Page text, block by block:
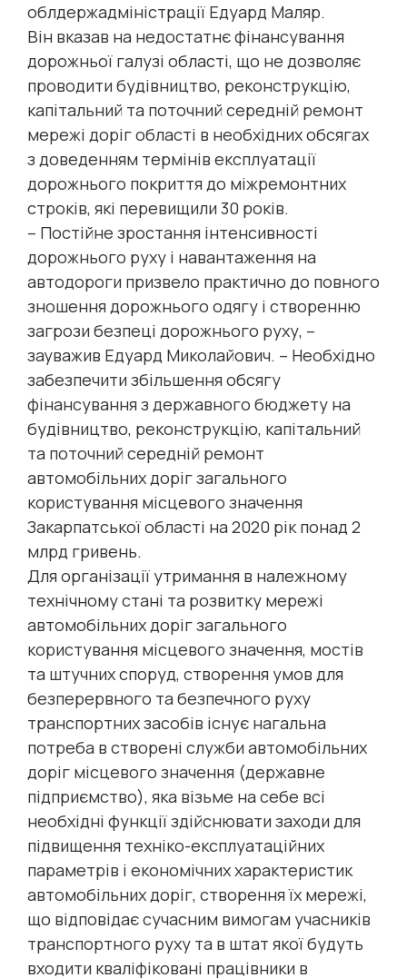
облдержадміністрації Едуард Маляр.
Він вказав на недостатнє фінансування
дорожньої галузі області, що не дозволяє
проводити будівництво, реконструкцію,
капітальний та поточний середній ремонт
мережі доріг області в необхідних обсягах
з доведенням термінів експлуатації
дорожнього покриття до міжремонтних
строків, які перевищили 30 років.
– Постійне зростання інтенсивності
дорожнього руху і навантаження на
автодороги призвело практично до повного
зношення дорожнього одягу і створенню
загрози безпеці дорожнього руху, –
зауважив Едуард Миколайович. – Необхідно
забезпечити збільшення обсягу
фінансування з державного бюджету на
будівництво, реконструкцію, капітальний
та поточний середній ремонт
автомобільних доріг загального
користування місцевого значення
Закарпатської області на 2020 рік понад 2
млрд гривень.
Для організації утримання в належному
технічному стані та розвитку мережі
автомобільних доріг загального
користування місцевого значення, мостів
та штучних споруд, створення умов для
безперервного та безпечного руху
транспортних засобів існує нагальна
потреба в створені служби автомобільних
доріг місцевого значення (державне
підприємство), яка візьме на себе всі
необхідні функції здійснювати заходи для
підвищення техніко-експлуатаційних
параметрів і економічних характеристик
автомобільних доріг, створення їх мережі,
що відповідає сучасним вимогам учасників
транспортного руху та в штат якої будуть
входити кваліфіковані працівники в